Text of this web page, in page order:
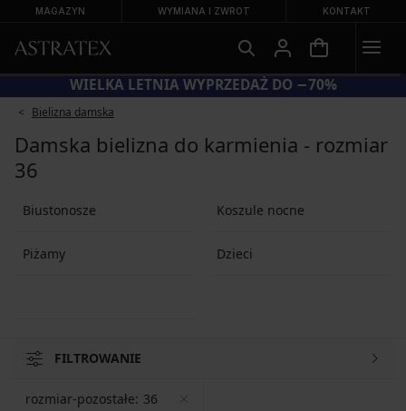
MAGAZYN WYMIANA I ZWROT KONTAKT
KOD BRA20 = BIUSTONOSZE −20%
Bielizna damska
Damska bielizna do karmienia - rozmiar
36
Biustonosze Koszule nocne
Piżamy Dzieci
FILTROWANIE
rozmiar-pozostałe: 36